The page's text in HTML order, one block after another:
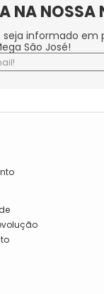
NA NOSSA
seja informado em
São José!